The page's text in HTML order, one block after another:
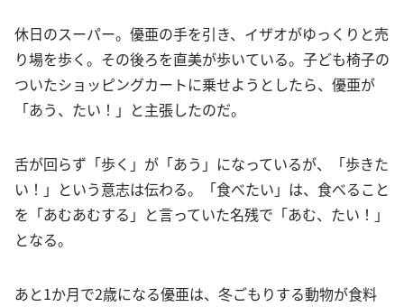
休日のスーパー。優亜の手を引き、イザオがゆっくりと売
り場を歩く。その後ろを直美が歩いている。子ども椅子の
ついたショッピングカートに乗せようとしたら、優亜が
「あう、たい！」と主張したのだ。
舌が回らず「歩く」が「あう」になっているが、「歩きた
い！」という意志は伝わる。「食べたい」は、食べること
を「あむあむする」と言っていた名残で「あむ、たい！」
となる。
あと1か月で2歳になる優亜は、冬ごもりする動物が食料